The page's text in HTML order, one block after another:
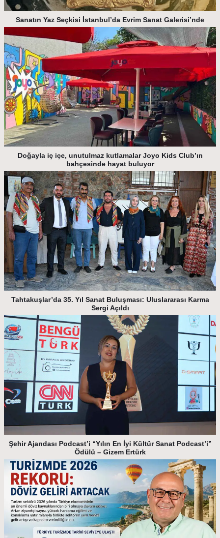
Sanatın Yaz Seçkisi İstanbul’da Evrim Sanat Galerisi’nde
Doğayla iç içe, unutulmaz kutlamalar Joyo Kids Club’ın
bahçesinde hayat buluyor
Tahtakuşlar’da 35. Yıl Sanat Buluşması: Uluslararası Karma
Sergi Açıldı
Şehir Ajandası Podcast’i “Yılın En İyi Kültür Sanat Podcast’i”
Ödülü – Gizem Ertürk